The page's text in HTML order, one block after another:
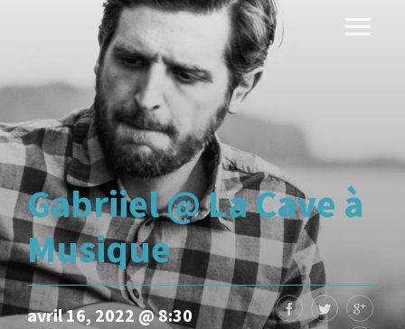
Gabriiel @ La Cave à
Musique
avril 16, 2022 @ 8:30